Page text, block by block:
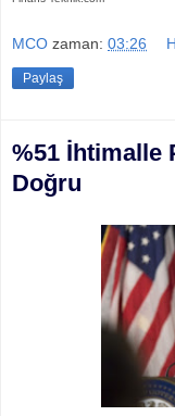
MCO zaman: 03:26
Paylaş
%51 İhtimalle
Doğru